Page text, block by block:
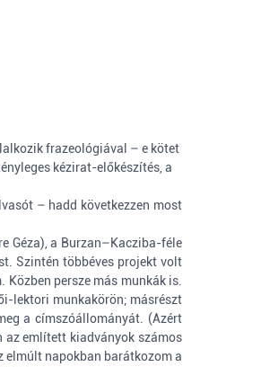
frazeológiával – e kötet
kézirat-előkészítés, a
– hadd következzen most
Géza), a Burzan–Kacziba-féle
Szintén többéves projekt volt
persze más munkák is.
lektori munkakörön; másrészt
a címszóállományát. (Azért
az említett kiadványok számos
elmúlt napokban barátkozom a